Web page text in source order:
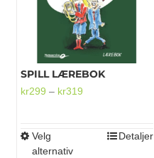
SPILL LÆREBOK
kr299 – kr319Prisområde:
Velg
alternativ
Dette
Detaljer